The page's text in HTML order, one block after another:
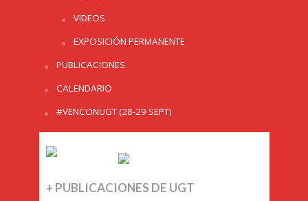
VIDEOS
EXPOSICIÓN PERMANENTE
PUBLICACIONES
CALENDARIO
#VENCONUGT (28-29 SEPT)
+ PUBLICACIONES DE UGT